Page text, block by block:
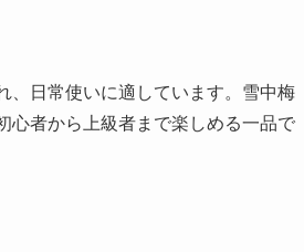
、日常使いに適しています。雪中梅
心者から上級者まで楽しめる一品で